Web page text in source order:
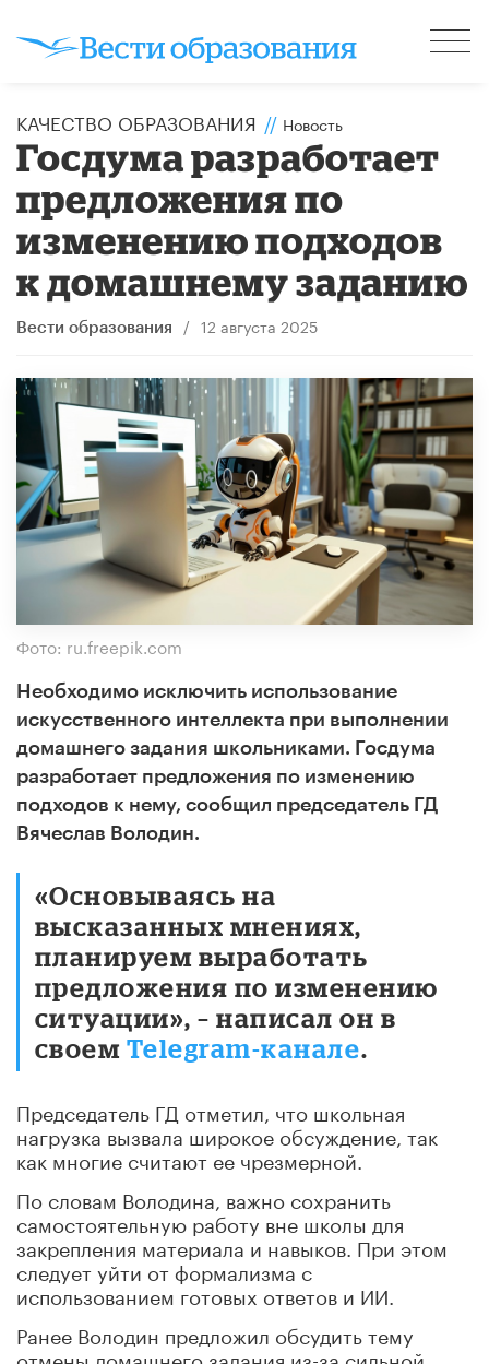
КАЧЕСТВО ОБРАЗОВАНИЯ // Новость
Госдума разработает
предложения по
изменению подходов
к домашнему заданию
Вести образования / 12 августа 2025
Фото: ru.freepik.com
Необходимо исключить использование
искусственного интеллекта при выполнении
домашнего задания школьниками. Госдума
разработает предложения по изменению
подходов к нему, сообщил председатель ГД
Вячеслав Володин.
«Основываясь на
высказанных мнениях,
планируем выработать
предложения по изменению
ситуации», – написал он в
своем Telegram-канале.
Председатель ГД отметил, что школьная
нагрузка вызвала широкое обсуждение, так
как многие считают ее чрезмерной.
По словам Володина, важно сохранить
самостоятельную работу вне школы для
закрепления материала и навыков. При этом
следует уйти от формализма с
использованием готовых ответов и ИИ.
Ранее Володин предложил обсудить тему
отмены домашнего задания из-за сильной